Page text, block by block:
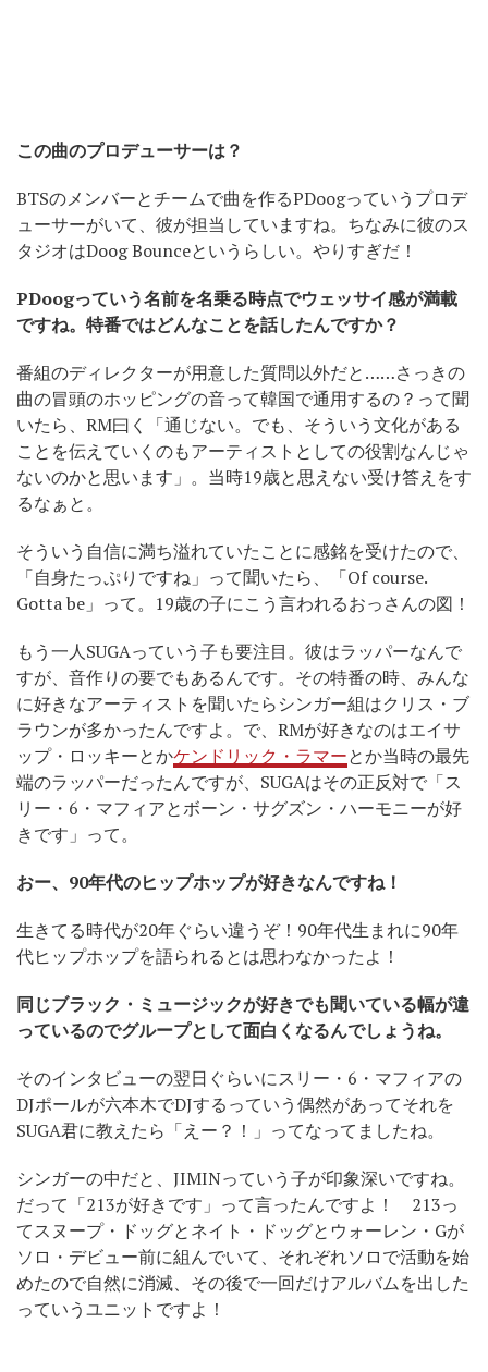
この曲のプロデューサーは？
BTSのメンバーとチームで曲を作るPDoogっていうプロデ
ューサーがいて、彼が担当していますね。ちなみに彼のス
タジオはDoog Bounceというらしい。やりすぎだ！
PDoogっていう名前を名乗る時点でウェッサイ感が満載
ですね。特番ではどんなことを話したんですか？
番組のディレクターが用意した質問以外だと……さっきの
曲の冒頭のホッピングの音って韓国で通用するの？って聞
いたら、RM曰く「通じない。でも、そういう文化がある
ことを伝えていくのもアーティストとしての役割なんじゃ
ないのかと思います」。当時19歳と思えない受け答えをす
るなぁと。
そういう自信に満ち溢れていたことに感銘を受けたので、
「自身たっぷりですね」って聞いたら、「Of course.
Gotta be」って。19歳の子にこう言われるおっさんの図！
もう一人SUGAっていう子も要注目。彼はラッパーなんで
すが、音作りの要でもあるんです。その特番の時、みんな
に好きなアーティストを聞いたらシンガー組はクリス・ブ
ラウンが多かったんですよ。で、RMが好きなのはエイサ
ップ・ロッキーとかケンドリック・ラマーとか当時の最先
端のラッパーだったんですが、SUGAはその正反対で「ス
リー・6・マフィアとボーン・サグズン・ハーモニーが好
きです」って。
おー、 90年代のヒップホップが好きなんですね！
生きてる時代が20年ぐらい違うぞ！90年代生まれに90年
代ヒップホップを語られるとは思わなかったよ！
同じブラック・ミュージックが好きでも聞いている幅が違
っているのでグループとして面白くなるんでしょうね。
そのインタビューの翌日ぐらいにスリー・6・マフィアの
DJポールが六本木でDJするっていう偶然があってそれを
SUGA君に教えたら「えー？！」ってなってましたね。
シンガーの中だと、JIMINっていう子が印象深いですね。
だって「213が好きです」って言ったんですよ！ 213っ
てスヌープ・ドッグとネイト・ドッグとウォーレン・Gが
ソロ・デビュー前に組んでいて、それぞれソロで活動を始
めたので自然に消滅、その後で一回だけアルバムを出した
っていうユニットですよ！